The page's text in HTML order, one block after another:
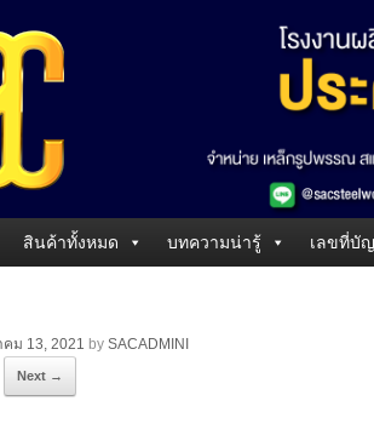
สินค้าทั้งหมด บทความน่ารู้ เลขที่บั
คม 13, 2021 by SACADMINI
Next →